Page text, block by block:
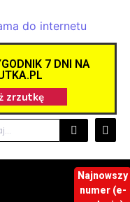
7 DNI NA
Najnowszy
numer (e-